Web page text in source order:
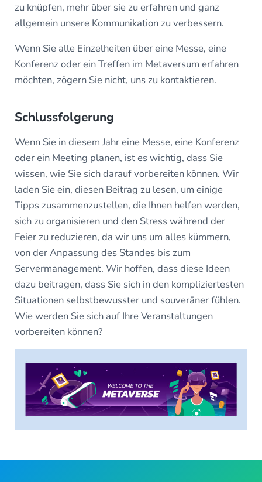
zu knüpfen, mehr über sie zu erfahren und ganz
allgemein unsere Kommunikation zu verbessern.
Wenn Sie alle Einzelheiten über eine Messe, eine
Konferenz oder ein Treffen im Metaversum erfahren
möchten, zögern Sie nicht, uns zu kontaktieren.
Schlussfolgerung
Wenn Sie in diesem Jahr eine Messe, eine Konferenz
oder ein Meeting planen, ist es wichtig, dass Sie
wissen, wie Sie sich darauf vorbereiten können. Wir
laden Sie ein, diesen Beitrag zu lesen, um einige
Tipps zusammenzustellen, die Ihnen helfen werden,
sich zu organisieren und den Stress während der
Feier zu reduzieren, da wir uns um alles kümmern,
von der Anpassung des Standes bis zum
Servermanagement. Wir hoffen, dass diese Ideen
dazu beitragen, dass Sie sich in den kompliziertesten
Situationen selbstbewusster und souveräner fühlen.
Wie werden Sie sich auf Ihre Veranstaltungen
vorbereiten können?